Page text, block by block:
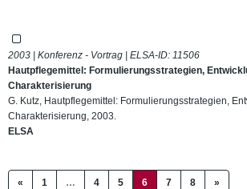
2003 | Konferenz - Vortrag | ELSA-ID: 11506
Hautpflegemittel: Formulierungsstrategien,
Charakterisierung
G. Kutz, Hautpflegemittel: Formulierungsstrategien,
Charakterisierung, 2003.
ELSA
« 1 … 4 5 6(current)
7 8 »